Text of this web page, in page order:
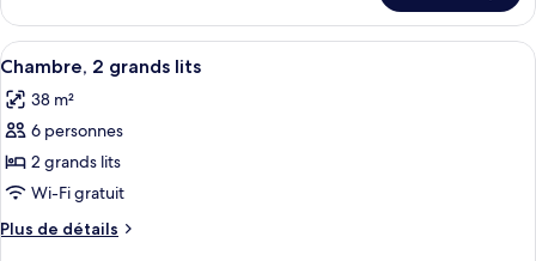
Chambre,
très
grand
lit
et
1
canapé-
lit
Chambre,
très
lit
et
canapé-
lit
Shower)
Afficher
toutes
les
photos
pour
ce
type
de
Une chambre d’hôtel avec deux
4
Chambre, 2 grands lits
38 m²
6 personnes
2 grands lits
Wi-Fi gratuit
Plus de détails
Plus